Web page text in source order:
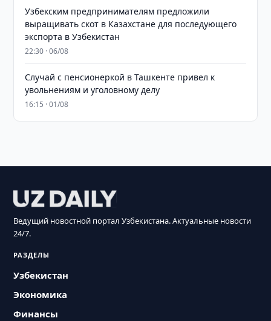
Узбекским предпринимателям предложили
выращивать скот в Казахстане для последующего
экспорта в Узбекистан
22:30 · 06/08
Случай с пенсионеркой в Ташкенте привел к
увольнениям и уголовному делу
16:15 · 01/08
Ведущий новостной портал Узбекистана. Актуальные новости
24/7.
РАЗДЕЛЫ
Узбекистан
Экономика
Финансы